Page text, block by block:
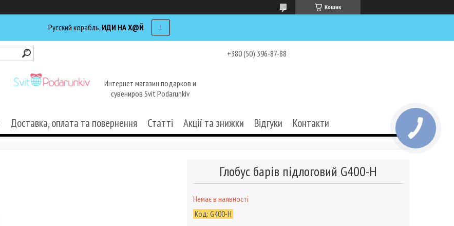
Кошик
Русский корабль, ИДИ НА Х@Й !
+380 (50) 396-87-88
Интернет магазин подарков и
сувениров Svit Podarunkiv
Доставка, оплата та повернення Статті Акції та знижки Відгуки Контакти
Глобус барів підлоговий G400-H
Немає в наявності
Код: G400-H